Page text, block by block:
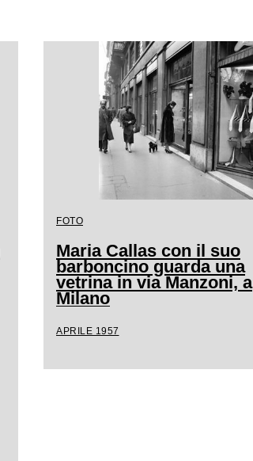
FOTO
Maria Callas con il suo
barboncino guarda una
vetrina in via Manzoni, a
Milano
APRILE 1957